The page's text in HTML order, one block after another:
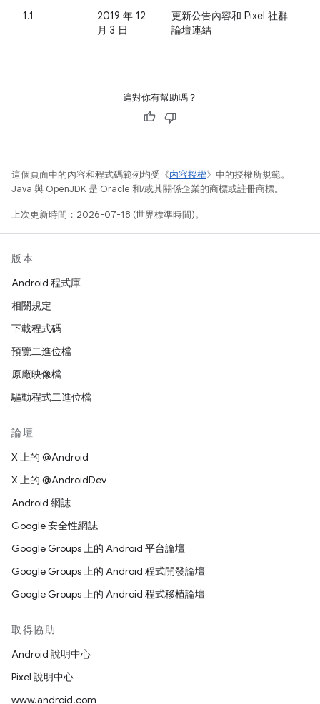
1.1
2019 年 12
月 3 日
更新公告內容和 Pixel 社群
論壇連結
這對你有幫助嗎？
這個頁面中的內容和程式碼範例均受《內容授權》中的授權所規範。
Java 與 OpenJDK 是 Oracle 和/或其關係企業的商標或註冊商標。
上次更新時間：2026-07-18 (世界標準時間)。
版本
Android 程式庫
相關規定
下載程式碼
預覽二進位檔
原廠映像檔
驅動程式二進位檔
論壇
X 上的 @Android
X 上的 @AndroidDev
Android 網誌
Google 安全性網誌
Google Groups 上的 Android 平台論壇
Google Groups 上的 Android 程式開發論壇
Google Groups 上的 Android 程式移植論壇
取得協助
Android 說明中心
Pixel 說明中心
www.android.com